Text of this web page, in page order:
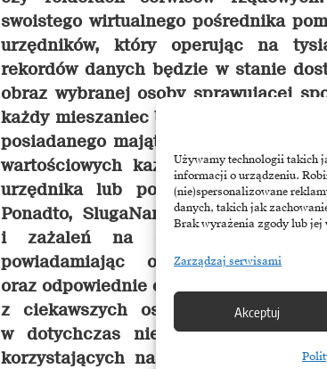
Używamy technologii takich
informacji o urządzeniu.
(nie)spersonalizowane
danych, takich jak
Brak wyrażenia zgody lub jej
Zarządzaj serwisami
Akceptuj
swoistego wirtualnego pośrednika
urzędników, który operując na
rekordów danych będzie w stanie
obraz wybranej osoby sprawującej
każdy mieszaniec Ukrainy ma
posiadanego majątku, w tym
wartościowych każdego
urzędnika lub polityka, zadając
Ponadto, SlugaNarodu chętnie
i zażaleń na działalność
powiadamiając o przypadkach
oraz odpowiednie organy. Wszystko to
z ciekawszych ostatnimi czasy
w dotychczas nieeksplorowanej
korzystających na co dzień ze